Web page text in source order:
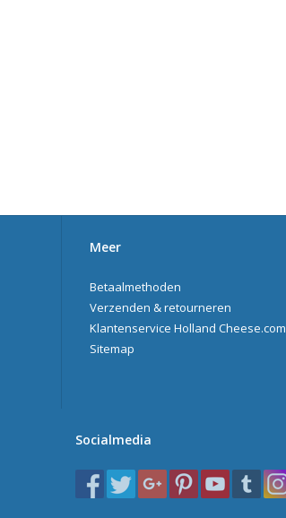
Meer
Betaalmethoden
Verzenden & retourneren
Klantenservice Holland Cheese.com
Sitemap
Socialmedia